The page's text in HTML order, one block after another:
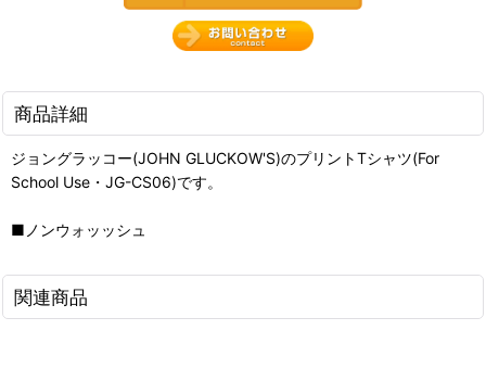
商品詳細
ジョングラッコー(JOHN GLUCKOW'S)のプリントTシャツ(For
School Use・JG-CS06)です。
■ノンウォッッシュ
関連商品